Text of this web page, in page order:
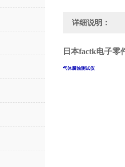
详细说明：
日本factk电子零
气体腐蚀测试仪